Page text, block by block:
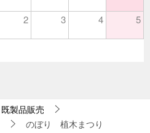
2 3 4 5
既製品販売
のぼり 植木まつり